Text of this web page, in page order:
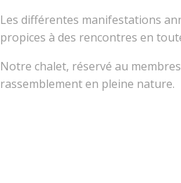
Les différentes manifestations
propices à des rencontres en
Notre chalet, réservé au
rassemblement en pleine nature.